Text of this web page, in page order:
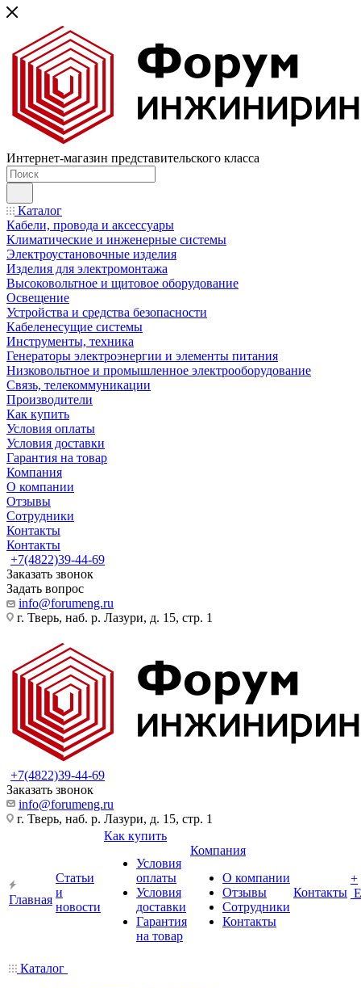
Интернет-магазин представительского класса
Каталог
Кабели, провода и аксессуары
Климатические и инженерные системы
Электроустановочные изделия
Изделия для электромонтажа
Высоковольтное и щитовое оборудование
Освещение
Устройства и средства безопасности
Кабеленесущие системы
Инструменты, техника
Генераторы электроэнергии и элементы питания
Низковольтное и промышленное электрооборудование
Связь, телекоммуникации
Производители
Как купить
Условия оплаты
Условия доставки
Гарантия на товар
Компания
О компании
Отзывы
Сотрудники
Контакты
Контакты
+7(4822)39-44-69
Заказать звонок
Задать вопрос
info@forumeng.ru
г. Тверь, наб. р. Лазури, д. 15, стр. 1
+7(4822)39-44-69
Заказать звонок
info@forumeng.ru
г. Тверь, наб. р. Лазури, д. 15, стр. 1
Главная
Статьи
и
новости
Как купить
Условия
оплаты
Условия
доставки
Гарантия
на товар
Компания
О компании
Отзывы
Сотрудники
Контакты
Контакты
+
Каталог